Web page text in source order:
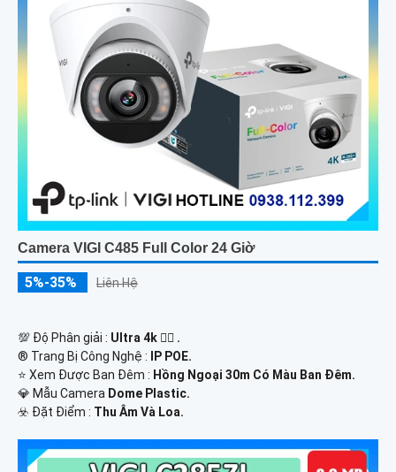
Camera VIGI C485 Full Color 24 Giờ
5%-35% Liên Hệ
💯 Độ Phân giải : Ultra 4k 👍🏾 .
®️ Trang Bị Công Nghệ :
IP POE.
⭐ Xem Được Ban Đêm : Hồng Ngoại 30m Có Màu Ban Ðêm.
💎 Mẫu Camera Dome Plastic.
️☣️ Đặt Điểm : Thu Âm Và Loa.